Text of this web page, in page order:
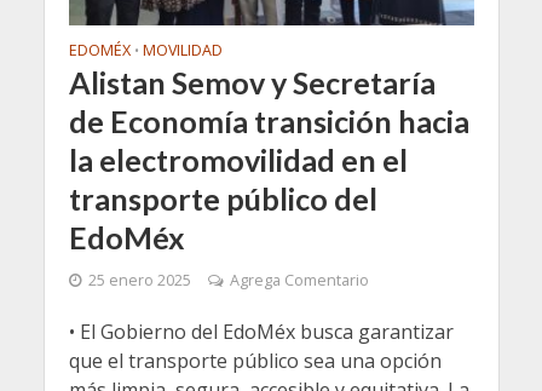
EDOMÉX • MOVILIDAD
Alistan Semov y Secretaría
de Economía transición hacia
la electromovilidad en el
transporte público del
EdoMéx
25 enero 2025 Agrega Comentario
• El Gobierno del EdoMéx busca garantizar
que el transporte público sea una opción